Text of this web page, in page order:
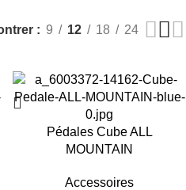
9 12 18
24
Pédales Cube ALL
MOUNTAIN
Accessoires